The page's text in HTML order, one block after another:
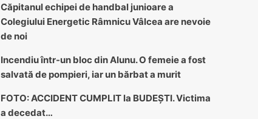
Căpitanul echipei de handbal junioare a
Colegiului Energetic Râmnicu Vâlcea are nevoie
de noi
Incendiu într-un bloc din Alunu. O femeie a fost
salvată de pompieri, iar un bărbat a murit
FOTO: ACCIDENT CUMPLIT la BUDEȘTI. Victima
a decedat…